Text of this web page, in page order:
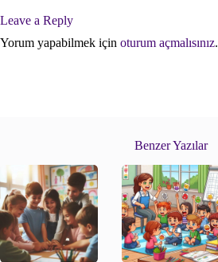
Leave a Reply
Yorum yapabilmek için oturum açmalısınız.
Benzer Yazılar